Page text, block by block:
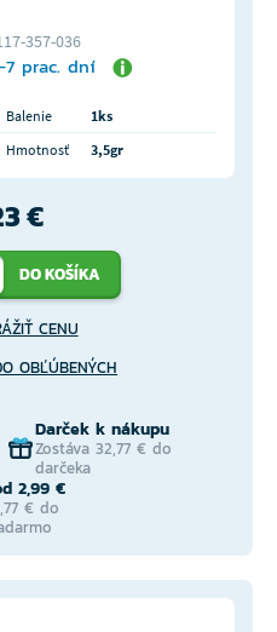
357-036
7 prac. dní
Balenie
1ks
Hmotnosť 3,5gr
€
DO KOŠÍKA
CENU
OBĽÚBENÝCH
Darček k nákupu
Zostáva 32,77 € do
darčeka
2,99 €
€ do